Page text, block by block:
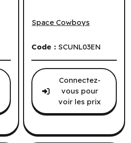
Space Cowboys
Code : SCUNL03EN
Connectez-
vous pour
voir les prix